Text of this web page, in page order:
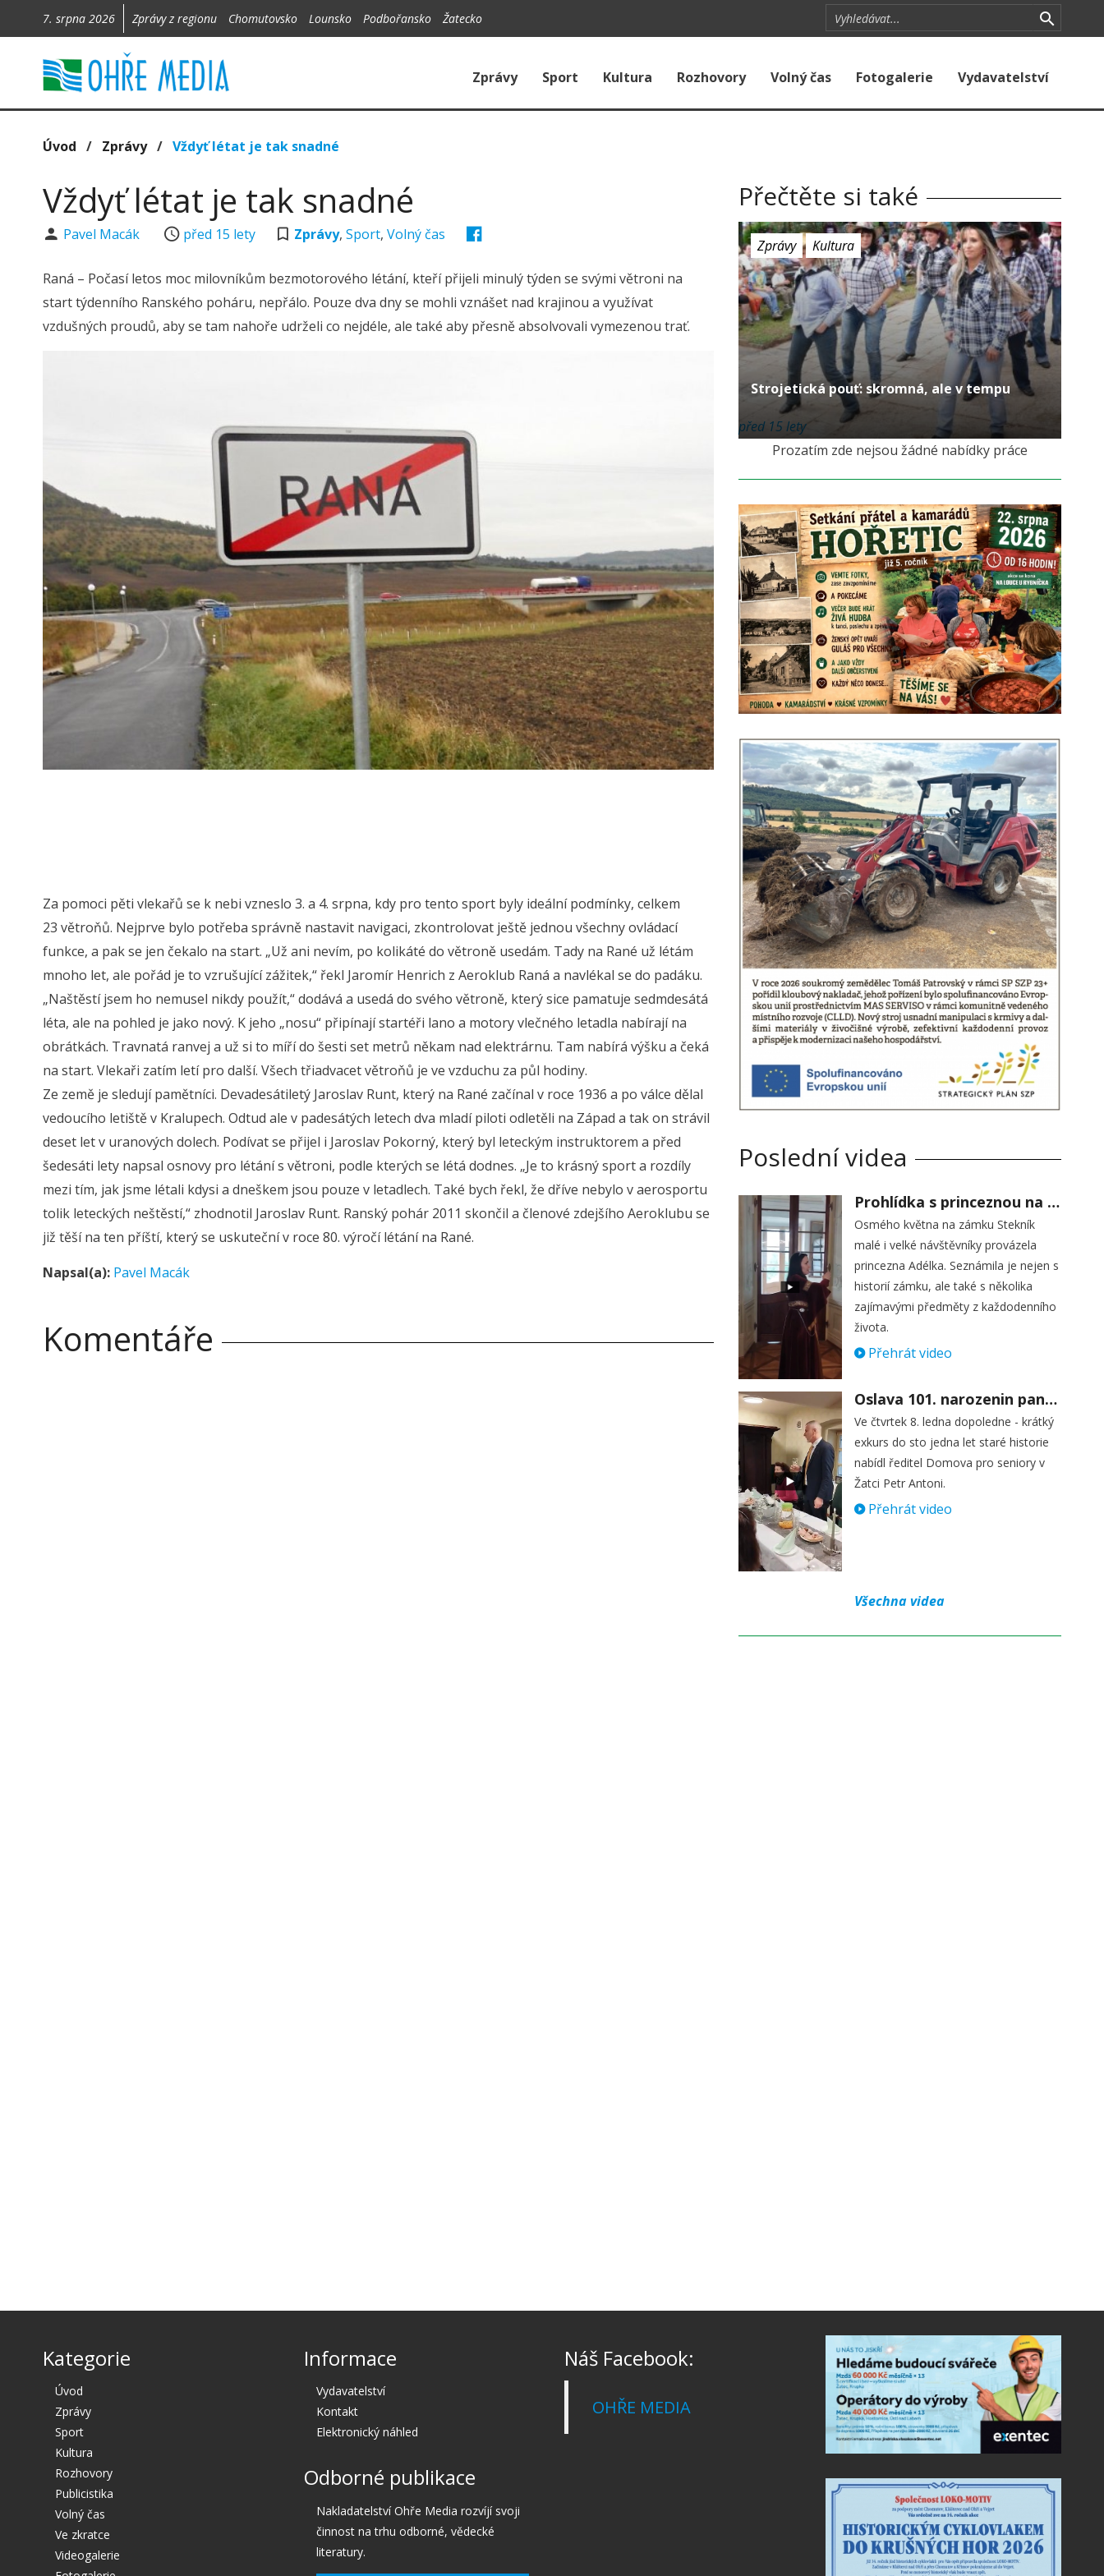
7. srpna 2026 Zprávy z regionu Chomutovsko Lounsko Podbořansko Žatecko
Zprávy Sport Kultura Rozhovory Volný čas Fotogalerie Vydavatelství
Úvod / Zprávy/ Vždyť létat je tak snadné
Vždyť létat je tak snadné
Pavel Macák před 15 lety Zprávy,Sport,Volný čas
Raná – Počasí letos moc milovníkům bezmotorového létání, kteří přijeli minulý týden se svými větroni na
start týdenního Ranského poháru, nepřálo. Pouze dva dny se mohli vznášet nad krajinou a využívat
vzdušných proudů, aby se tam nahoře udrželi co nejdéle, ale také aby přesně absolvovali vymezenou trať.
Za pomoci pěti vlekařů se k nebi vzneslo 3. a 4. srpna, kdy pro tento sport byly ideální podmínky, celkem
23 větroňů. Nejprve bylo potřeba správně nastavit navigaci, zkontrolovat ještě jednou všechny ovládací
funkce, a pak se jen čekalo na start. „Už ani nevím, po kolikáté do větroně usedám. Tady na Rané už létám
mnoho let, ale pořád je to vzrušující zážitek,“ řekl Jaromír Henrich z Aeroklub Raná a navlékal se do padáku.
„Naštěstí jsem ho nemusel nikdy použít,“ dodává a usedá do svého větroně, který sice pamatuje sedmdesátá
léta, ale na pohled je jako nový. K jeho „nosu“ připínají startéři lano a motory vlečného letadla nabírají na
obrátkách. Travnatá ranvej a už si to míří do šesti set metrů někam nad elektrárnu. Tam nabírá výšku a čeká
na start. Vlekaři zatím letí pro další. Všech třiadvacet větroňů je ve vzduchu za půl hodiny.
Ze země je sledují pamětníci. Devadesátiletý Jaroslav Runt, který na Rané začínal v roce 1936 a po válce dělal
vedoucího letiště v Kralupech. Odtud ale v padesátých letech dva mladí piloti odletěli na Západ a tak on strávil
deset let v uranových dolech. Podívat se přijel i Jaroslav Pokorný, který byl leteckým instruktorem a před
šedesáti lety napsal osnovy pro létání s větroni, podle kterých se létá dodnes. „Je to krásný sport a rozdíly
mezi tím, jak jsme létali kdysi a dneškem jsou pouze v letadlech. Také bych řekl, že dříve nebylo v aerosportu
tolik leteckých neštěstí,“ zhodnotil Jaroslav Runt. Ranský pohár 2011 skončil a členové zdejšího Aeroklubu se
již těší na ten příští, který se uskuteční v roce 80. výročí létání na Rané.
Napsal(a): Pavel Macák
Komentáře
Přečtěte si také
Zprávy Kultura
Strojetická pouť: skromná, ale v tempu
před 15 lety
Prozatím zde nejsou žádné nabídky práce
Poslední videa
Prohlídka s princeznou na zámku Stekník
Osmého května na zámku Stekník
malé i velké návštěvníky provázela
princezna Adélka. Seznámila je nejen s
historií zámku, ale také s několika
zajímavými předměty z každodenního
života.
Přehrát video
Oslava 101. narozenin paní Věry Skořepové
Ve čtvrtek 8. ledna dopoledne - krátký
exkurs do sto jedna let staré historie
nabídl ředitel Domova pro seniory v
Žatci Petr Antoni.
Přehrát video
Všechna videa
Kategorie
Úvod
Zprávy
Sport
Kultura
Rozhovory
Publicistika
Volný čas
Ve zkratce
Videogalerie
Informace
Vydavatelství
Kontakt
Elektronický náhled
Odborné publikace
Nakladatelství Ohře Media rozvíjí svoji
činnost na trhu odborné, vědecké
literatury.
Náš Facebook:
OHŘE MEDIA